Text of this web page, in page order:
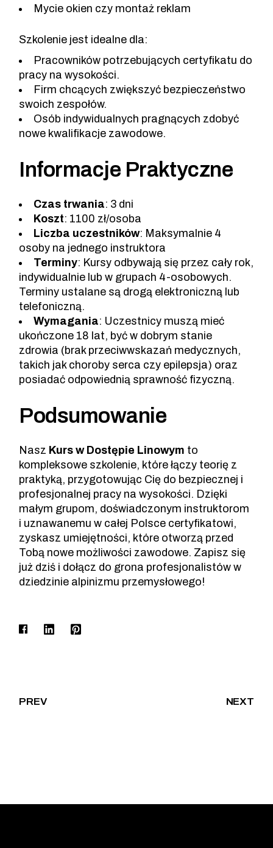
Mycie okien czy montaż reklam
Szkolenie jest idealne dla:
Pracowników potrzebujących certyfikatu do
pracy na wysokości.
Firm chcących zwiększyć bezpieczeństwo
swoich zespołów.
Osób indywidualnych pragnących zdobyć
nowe kwalifikacje zawodowe.
Informacje Praktyczne
Czas trwania: 3 dni
Koszt: 1100 zł/osoba
Liczba uczestników: Maksymalnie 4
osoby na jednego instruktora
Terminy: Kursy odbywają się przez cały rok,
indywidualnie lub w grupach 4-osobowych.
Terminy ustalane są drogą elektroniczną lub
telefoniczną.
Wymagania: Uczestnicy muszą mieć
ukończone 18 lat, być w dobrym stanie
zdrowia (brak przeciwwskazań medycznych,
takich jak choroby serca czy epilepsja) oraz
posiadać odpowiednią sprawność fizyczną.
Podsumowanie
Nasz Kurs w Dostępie Linowym to
kompleksowe szkolenie, które łączy teorię z
praktyką, przygotowując Cię do bezpiecznej i
profesjonalnej pracy na wysokości. Dzięki
małym grupom, doświadczonym instruktorom
i uznawanemu w całej Polsce certyfikatowi,
zyskasz umiejętności, które otworzą przed
Tobą nowe możliwości zawodowe. Zapisz się
już dziś i dołącz do grona profesjonalistów w
dziedzinie alpinizmu przemysłowego!
PREV NEXT